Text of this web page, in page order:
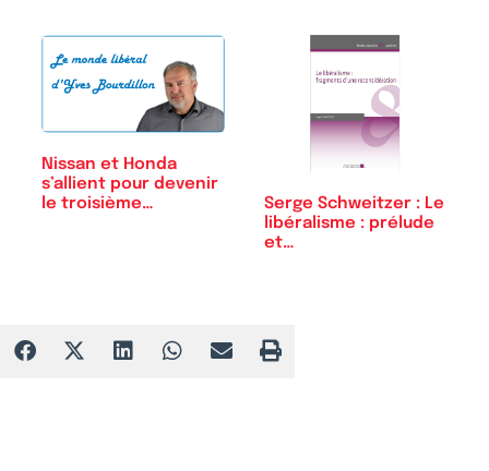
Nissan et Honda
s’allient pour devenir
le troisième…
Serge Schweitzer : Le
libéralisme : prélude
et…